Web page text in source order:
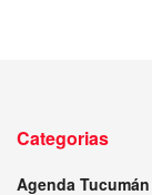
Categorias
Agenda Tucumán